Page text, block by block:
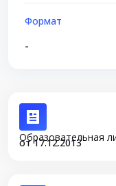
Формат
-
Образовательная
от 17.12.2013